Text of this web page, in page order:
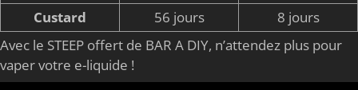
Custard 56 jours
8 jours
Avec le STEEP offert de BAR A DIY, n’attendez plus pour
vaper votre e-liquide !